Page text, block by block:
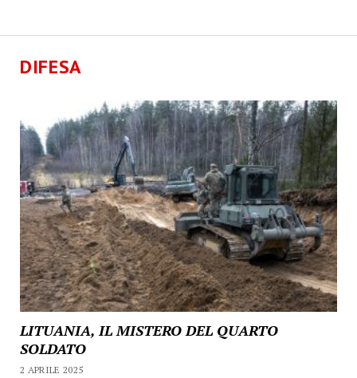
DIFESA
LITUANIA, IL MISTERO DEL QUARTO
SOLDATO
2 APRILE 2025